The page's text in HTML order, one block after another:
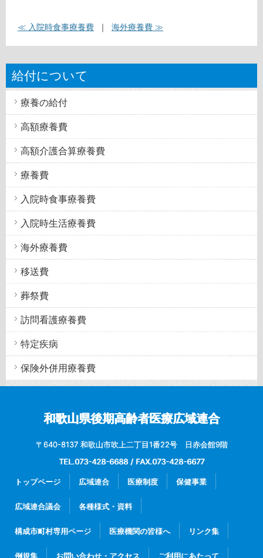
≪ 入院時食事療養費 ｜ 海外療養費 ≫
給付について
療養の給付
高額療養費
高額介護合算療養費
療養費
入院時食事療養費
入院時生活療養費
海外療養費
移送費
葬祭費
訪問看護療養費
特定疾病
保険外併用療養費
和歌山県後期高齢者医療広域連合
〒640-8137 和歌山市吹上二丁目1番22号 日赤会館9階
TEL.073-428-6688 / FAX.073-428-6677
トップページ 広域連合 医療制度 保健事業
広域連合議会 各種様式・資料
構成市町村専用ページ 医療機関の皆様へ リンク集
例規集 お問い合わせ・アクセス ご利用にあたって